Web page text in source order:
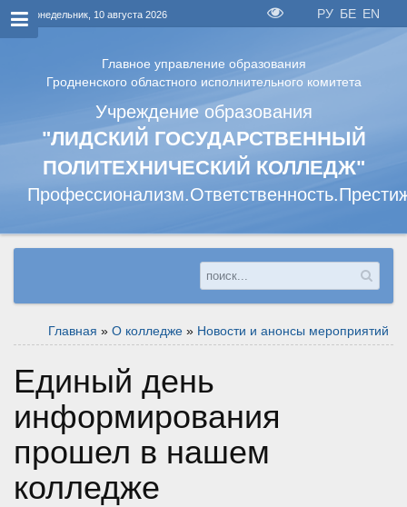
Понедельник, 10 августа 2026 РУ БЕ EN
Главное управление образования
Гродненского областного исполнительного комитета
Учреждение образования
"ЛИДСКИЙ ГОСУДАРСТВЕННЫЙ
ПОЛИТЕХНИЧЕСКИЙ КОЛЛЕДЖ"
Главная » О колледже » Новости и анонсы мероприятий
Единый день
информирования
прошел в нашем
колледже